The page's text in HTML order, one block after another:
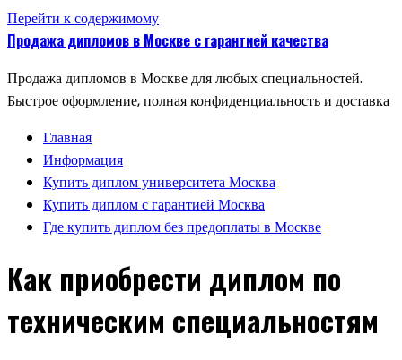
Перейти к содержимому
Продажа дипломов в Москве с гарантией качества
Продажа дипломов в Москве для любых специальностей.
Быстрое оформление, полная конфиденциальность и доставка
Главная
Информация
Купить диплом университета Москва
Купить диплом с гарантией Москва
Где купить диплом без предоплаты в Москве
Как приобрести диплом по
техническим специальностям